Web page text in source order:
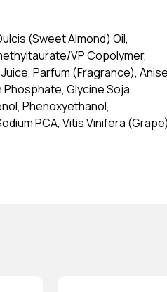
(Sweet Almond) Oil,
VP Copolymer,
Parfum (Fragrance), Anise
Phosphate, Glycine Soja
Phenoxyethanol,
PCA, Vitis Vinifera